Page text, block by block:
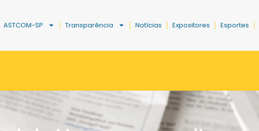
ASTCOM-SP Transparência Notícias Expositores Esportes